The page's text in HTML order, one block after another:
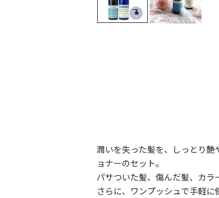
潤いを失った髪を、しっとり
ョナーのセット。
パサついた髪、傷んだ髪、カラ
さらに、ワンプッシュで手軽に